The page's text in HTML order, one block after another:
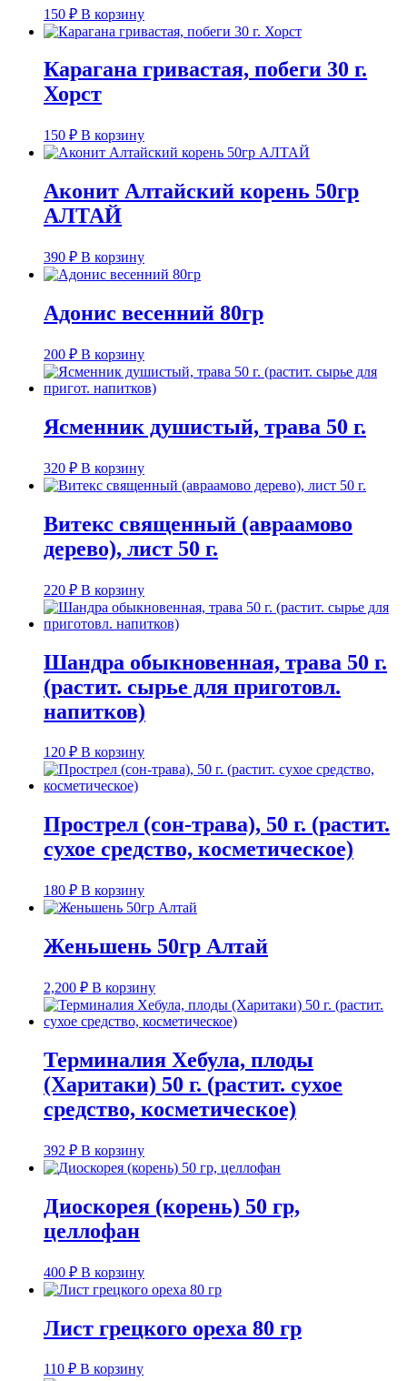
150 ₽ В корзину
Карагана гривастая, побеги 30 г.
Хорст
150 ₽ В корзину
Аконит Алтайский корень 50гр
АЛТАЙ
390 ₽ В корзину
Адонис весенний 80гр
200 ₽ В корзину
Ясменник душистый, трава 50 г.
320 ₽ В корзину
Витекс священный (авраамово
дерево), лист 50 г.
220 ₽ В корзину
Шандра обыкновенная, трава 50 г.
(растит. сырье для приготовл.
напитков)
120 ₽ В корзину
Прострел (сон-трава), 50 г. (растит.
сухое средство, косметическое)
180 ₽ В корзину
Женьшень 50гр Алтай
2,200 ₽ В корзину
Терминалия Хебула, плоды
(Харитаки) 50 г. (растит. сухое
средство, косметическое)
392 ₽ В корзину
Диоскорея (корень) 50 гр,
целлофан
400 ₽ В корзину
Лист грецкого ореха 80 гр
110 ₽ В корзину